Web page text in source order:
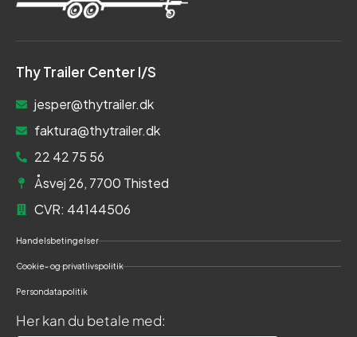
Thy Trailer Center I/S
jesper@thytrailer.dk
faktura@thytrailer.dk
22 42 75 56
Åsvej 26, 7700 Thisted
CVR: 44144506
Handelsbetingelser
Cookie- og privatlivspolitik
Persondatapolitik
Her kan du betale med: